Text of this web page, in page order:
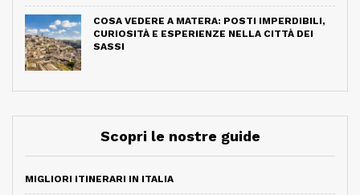
COSA VEDERE A MATERA: POSTI IMPERDIBILI,
CURIOSITÀ E ESPERIENZE NELLA CITTÀ DEI
SASSI
Scopri le nostre guide
MIGLIORI ITINERARI IN ITALIA